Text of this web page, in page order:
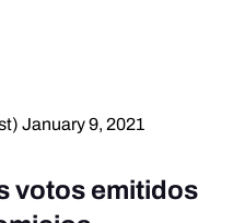
January 9, 2021
votos emitidos